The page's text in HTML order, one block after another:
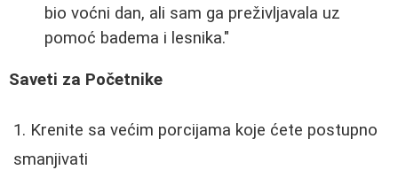
bio voćni dan, ali sam ga preživljavala uz
pomoć badema i lesnika."
Saveti za Početnike
Krenite sa većim porcijama koje ćete postupno
smanjivati